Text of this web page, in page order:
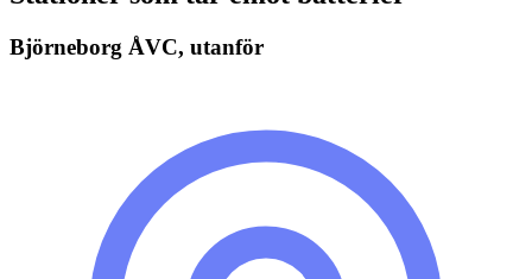
Björneborg ÅVC, utanför